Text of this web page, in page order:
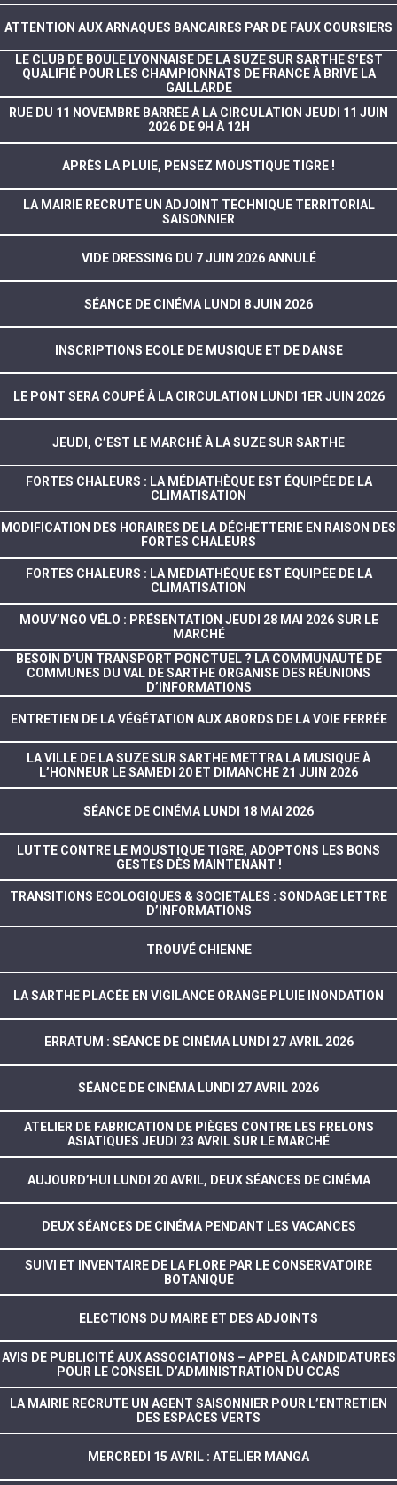
ATTENTION AUX ARNAQUES BANCAIRES PAR DE FAUX COURSIERS
LE CLUB DE BOULE LYONNAISE DE LA SUZE SUR SARTHE S’EST
QUALIFIÉ POUR LES CHAMPIONNATS DE FRANCE À BRIVE LA
GAILLARDE
RUE DU 11 NOVEMBRE BARRÉE À LA CIRCULATION JEUDI 11 JUIN
2026 DE 9H À 12H
APRÈS LA PLUIE, PENSEZ MOUSTIQUE TIGRE !
LA MAIRIE RECRUTE UN ADJOINT TECHNIQUE TERRITORIAL
SAISONNIER
VIDE DRESSING DU 7 JUIN 2026 ANNULÉ
SÉANCE DE CINÉMA LUNDI 8 JUIN 2026
INSCRIPTIONS ECOLE DE MUSIQUE ET DE DANSE
LE PONT SERA COUPÉ À LA CIRCULATION LUNDI 1ER JUIN 2026
JEUDI, C’EST LE MARCHÉ À LA SUZE SUR SARTHE
FORTES CHALEURS : LA MÉDIATHÈQUE EST ÉQUIPÉE DE LA
CLIMATISATION
MODIFICATION DES HORAIRES DE LA DÉCHETTERIE EN RAISON DES
FORTES CHALEURS
FORTES CHALEURS : LA MÉDIATHÈQUE EST ÉQUIPÉE DE LA
CLIMATISATION
MOUV’NGO VÉLO : PRÉSENTATION JEUDI 28 MAI 2026 SUR LE
MARCHÉ
BESOIN D’UN TRANSPORT PONCTUEL ? LA COMMUNAUTÉ DE
COMMUNES DU VAL DE SARTHE ORGANISE DES RÉUNIONS
D’INFORMATIONS
ENTRETIEN DE LA VÉGÉTATION AUX ABORDS DE LA VOIE FERRÉE
LA VILLE DE LA SUZE SUR SARTHE METTRA LA MUSIQUE À
L’HONNEUR LE SAMEDI 20 ET DIMANCHE 21 JUIN 2026
SÉANCE DE CINÉMA LUNDI 18 MAI 2026
LUTTE CONTRE LE MOUSTIQUE TIGRE, ADOPTONS LES BONS
GESTES DÈS MAINTENANT !
TRANSITIONS ECOLOGIQUES & SOCIETALES : SONDAGE LETTRE
D’INFORMATIONS
TROUVÉ CHIENNE
LA SARTHE PLACÉE EN VIGILANCE ORANGE PLUIE INONDATION
ERRATUM : SÉANCE DE CINÉMA LUNDI 27 AVRIL 2026
SÉANCE DE CINÉMA LUNDI 27 AVRIL 2026
ATELIER DE FABRICATION DE PIÈGES CONTRE LES FRELONS
ASIATIQUES JEUDI 23 AVRIL SUR LE MARCHÉ
AUJOURD’HUI LUNDI 20 AVRIL, DEUX SÉANCES DE CINÉMA
DEUX SÉANCES DE CINÉMA PENDANT LES VACANCES
SUIVI ET INVENTAIRE DE LA FLORE PAR LE CONSERVATOIRE
BOTANIQUE
ELECTIONS DU MAIRE ET DES ADJOINTS
AVIS DE PUBLICITÉ AUX ASSOCIATIONS – APPEL À CANDIDATURES
POUR LE CONSEIL D’ADMINISTRATION DU CCAS
LA MAIRIE RECRUTE UN AGENT SAISONNIER POUR L’ENTRETIEN
DES ESPACES VERTS
MERCREDI 15 AVRIL : ATELIER MANGA